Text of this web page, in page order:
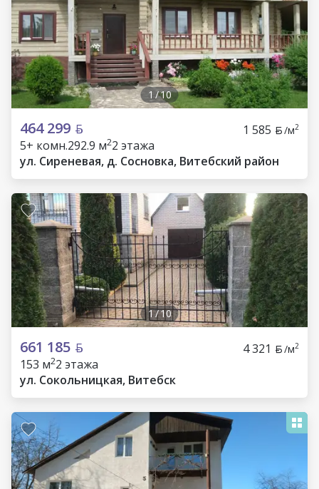
1 /10
464 299 1 585 /м2
5+ комн.292.9 м22 этажа
ул. Сиреневая, д. Сосновка, Витебский район
1/10
661 185 4 321 /м2
153 м22 этажа
ул. Сокольницкая, Витебск